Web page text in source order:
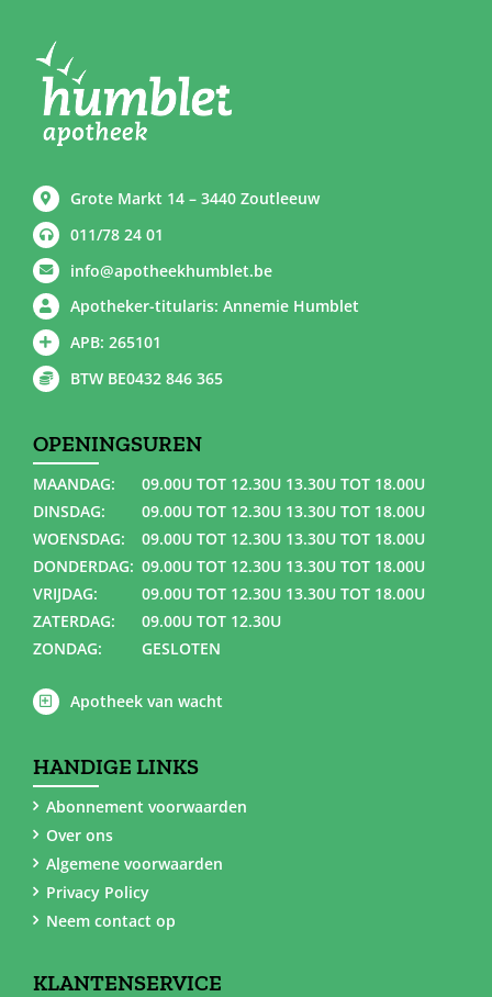
Grote Markt 14 – 3440 Zoutleeuw
011/78 24 01
info@apotheekhumblet.be
Apotheker-titularis: Annemie Humblet
APB: 265101
BTW BE0432 846 365
OPENINGSUREN
MAANDAG:
09.00U TOT 12.30U 13.30U TOT 18.00U
DINSDAG:
09.00U TOT 12.30U 13.30U TOT 18.00U
WOENSDAG:
09.00U TOT 12.30U 13.30U TOT 18.00U
DONDERDAG: 09.00U TOT 12.30U 13.30U TOT 18.00U
VRIJDAG:
09.00U TOT 12.30U 13.30U TOT 18.00U
ZATERDAG:
09.00U TOT 12.30U
ZONDAG:
GESLOTEN
Apotheek van wacht
HANDIGE LINKS
Abonnement voorwaarden
Over ons
Algemene voorwaarden
Privacy Policy
Neem contact op
KLANTENSERVICE